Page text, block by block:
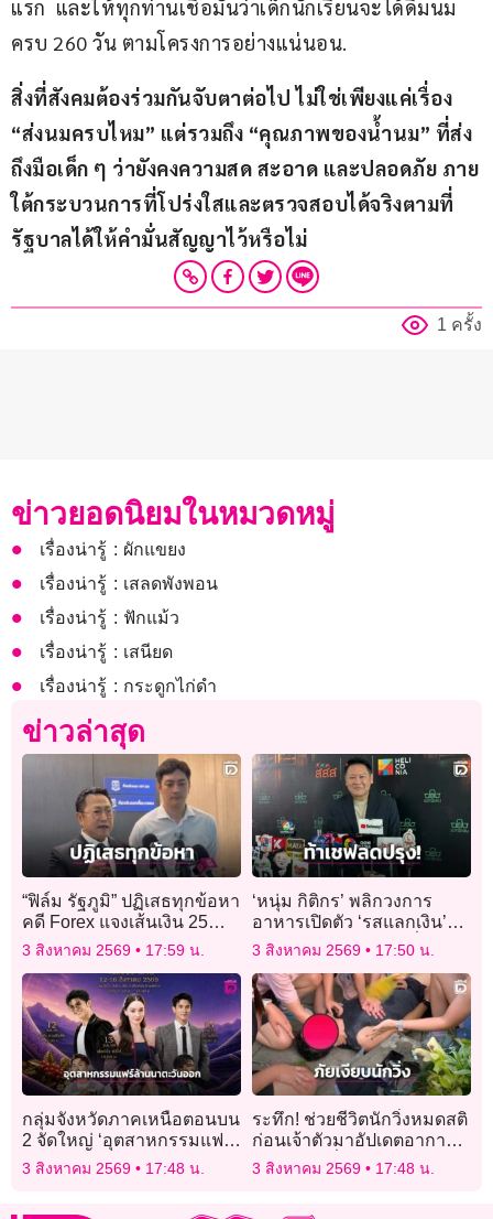
แรก  และให้ทุกท่านเชื่อมั่นว่าเด็กนักเรียนจะได้ดื่มนม
ครบ 260 วัน ตามโครงการอย่างแน่นอน.
สิ่งที่สังคมต้องร่วมกันจับตาต่อไป ไม่ใช่เพียงแค่เรื่อง
“ส่งนมครบไหม” แต่รวมถึง “คุณภาพของน้ำนม” ที่ส่ง
ถึงมือเด็ก ๆ ว่ายังคงความสด สะอาด และปลอดภัย ภาย
ใต้กระบวนการที่โปร่งใสและตรวจสอบได้จริงตามที่
รัฐบาลได้ให้คำมั่นสัญญาไว้หรือไม่
1 ครั้ง
ข่าวยอดนิยมในหมวดหมู่
เรื่องน่ารู้ : ผักแขยง
เรื่องน่ารู้ : เสลดพังพอน
เรื่องน่ารู้ : ฟักแม้ว
เรื่องน่ารู้ : เสนียด
เรื่องน่ารู้ : กระดูกไก่ดำ
ข่าวล่าสุด
“ฟิล์ม รัฐภูมิ” ปฏิเสธทุกข้อหา
คดี Forex แจงเส้นเงิน 25
ล้าน มาจากขายหน้ากาก
3 สิงหาคม 2569 17:59 น.
‘หนุ่ม กิติกร’ พลิกวงการ
อาหารเปิดตัว ‘รสแลกเงิน’
รายการแรกของโลกสั่งเชฟ
แสน!
3 สิงหาคม 2569 17:50 น.
กลุ่มจังหวัดภาคเหนือตอนบน
2 จัดใหญ่ ‘อุตสาหกรรมแฟร์
ล้านนาตะวันออก’ บุกก
3 สิงหาคม 2569 17:48 น.
ระทึก! ช่วยชีวิตนักวิ่งหมดสติ
ก่อนเจ้าตัวมาอัปเดตอาการ
เผยสาเหตุที่แท้จริง ยอมรับไม่
3 สิงหาคม 2569 17:48 น.